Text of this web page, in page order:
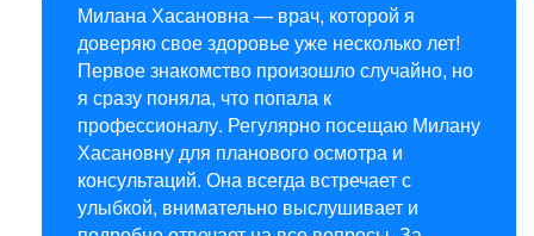
Милана Хасановна — врач, которой я
доверяю свое здоровье уже несколько лет!
Первое знакомство произошло случайно, но
я сразу поняла, что попала к
профессионалу. Регулярно посещаю Милану
Хасановну для планового осмотра и
консультаций. Она всегда встречает с
улыбкой, внимательно выслушивает и